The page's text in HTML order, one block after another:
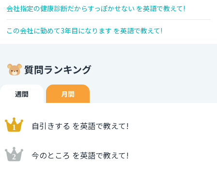
会社指定の健康診断だからすっぽかせない を英語で教えて!
この会社に勤めて3年目になります を英語で教えて!
質問ランキング
週間 月間
自引きする を英語で教えて!
今のところ を英語で教えて!